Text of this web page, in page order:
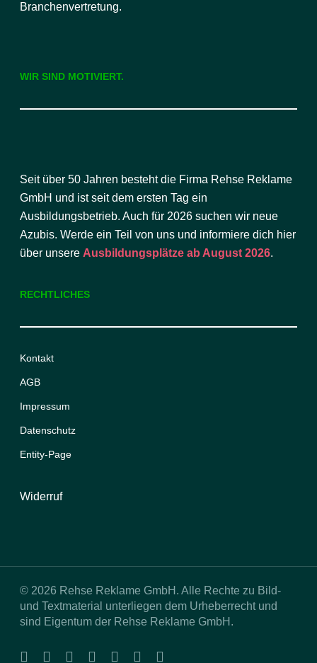
Branchenvertretung.
WIR SIND MOTIVIERT.
Seit über 50 Jahren besteht die Firma Rehse Reklame
GmbH und ist seit dem ersten Tag ein
Ausbildungsbetrieb. Auch für 2026 suchen wir neue
Azubis. Werde ein Teil von uns und informiere dich hier
über unsere Ausbildungsplätze ab August 2026.
RECHTLICHES
Kontakt
AGB
Impressum
Datenschutz
Entity-Page
Widerruf
© 2026 Rehse Reklame GmbH. Alle Rechte zu Bild-
und Textmaterial unterliegen dem Urheberrecht und
sind Eigentum der Rehse Reklame GmbH.
facebooklinkedinyoutubeinstagram
tiktok phoneemail